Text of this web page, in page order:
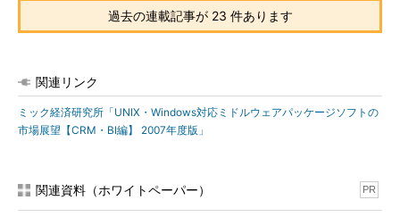
過去の連載記事が 23 件あります
関連リンク
ミック経済研究所「UNIX・Windows対応ミドルウェアパッケージソフトの
市場展望【CRM・BI編】 2007年度版」
関連資料（ホワイトペーパー） PR